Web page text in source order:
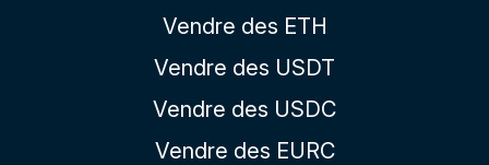
Vendre des ETH
Vendre des USDT
Vendre des USDC
Vendre des EURC